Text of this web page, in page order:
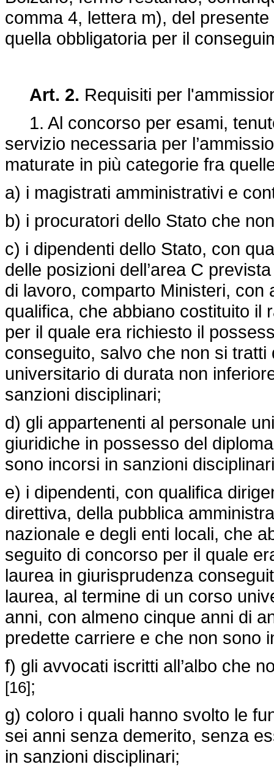
comma 4, lettera m), del
quella obbligatoria per il
Art. 2. Requisiti per
1. Al concorso per esami,
servizio necessaria per
maturate in più categorie fra
a) i magistrati amministrativi e
b) i procuratori dello Stato che
c) i dipendenti dello Stato, con
delle posizioni dell’area C
di lavoro, comparto Ministeri, con
qualifica, che abbiano costituito il
per il quale era richiesto il
conseguito, salvo che non si
universitario di durata non
sanzioni disciplinari;
d) gli appartenenti al personale
giuridiche in possesso del
sono incorsi in sanzioni
e) i dipendenti, con qualifica
direttiva, della pubblica
nazionale e degli enti locali, che
seguito di concorso per il quale
laurea in giurisprudenza
laurea, al termine di un corso
anni, con almeno cinque anni di
predette carriere e che non sono
f) gli avvocati iscritti all’albo che
[16];
g) coloro i quali hanno svolto le
sei anni senza demerito, senza
in sanzioni disciplinari;